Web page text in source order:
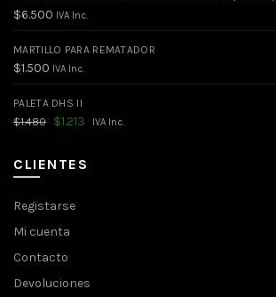
$6.500 IVA Inc.
MARTILLO PARA REMATADOR
$1.500 IVA Inc.
PALETA DHS II
$1.480
El
era:
$1.480.
$1.213 El
IVA Inc.
CLIENTES
Registarse
Mi cuenta
Contacto
Devoluciones